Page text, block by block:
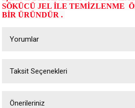
SÖKÜCÜ JEL İLE TEMİZLENME
BİR ÜRÜNDÜR .
Yorumlar
Taksit Seçenekleri
Önerileriniz